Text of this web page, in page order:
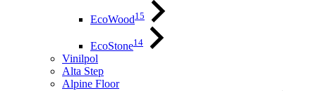
EcoWood15
EcoStone14
Vinilpol
Alta Step
Alpine Floor